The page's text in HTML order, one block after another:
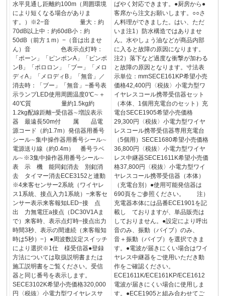
水平見通し距離約100m（周囲環境
により短くなる場合がありま
す。）※2−音 量大：約
70dB以上中：約60dB小：約
50dB（前方１m）−（音は出ませ
ん）音 色表示点灯時：
「ポーン」「ピンポンA」「ピンポ
ンB」「ポロロン」「ブー」「メロ
ディA」「メロディB」「無音」／
消去時：「ブー」「無音」−番号表
示ランプLED使用周囲温度0℃∼＋
40℃質 量約1.5kg約
1.2kg配線距離−受信器∼増設表示
器 最遠長50m付 属 品電
源コード（約1.7m）発信器用番号
シール∼集中操作器用番号シール∼
電源送り線（約0.4m） 番号ラベ
ル∼※3集中操作器用番号シール∼
表 示 機 能同釦消去 別釦消
去 タイマー消去ECE3152と連動
※4来客センサー2系統（ワイヤレ
ス1系統、接点入力1系統）−来客セ
ンサー表示来客報知LED−接 点
出 力無電圧a接点（DC30V1Aま
で）来客時、表示点灯時−接点出力
時間3秒、表示の間連続（来客報知
時は5秒）−｝●周波数設定スイッチ
により選択※1仕 様受信器●登録
方法については取扱説明書または
施工説明書をご覧ください。受信
器と同じ番号を表示します。
SECE3102K希望小売価格320,000
円〈税抜〉小電力型ワイヤレスサ
ばやく対応できます。●厨房から●
客席から注文お願いします。○○さ
ん料理ができました。はい、ただ
いま注1）防水構造ではありませ
ん。水やしょう油などが商品内部
に入ると故障の原因になります。
注2）落下など過度な衝撃が加わる
と故障の原因となります。寸法表
示単位：mmSECE161KP希望小売
価格42,400円〈税抜〉小電力型ワ
イヤレスコール携帯受信器セット
（本体、1個用充電台のセット）充
電台SECE1905希望小売価格
29,300円〈税抜〉小電力型ワイヤ
レスコール携帯受信器専用充電台
（5個用）SECE1680希望小売価格
36,800円〈税抜〉小電力型ワイヤ
レス中継器SECE1611K希望小売価
格37,800円〈税抜〉小電力型ワイ
ヤレスコール携帯受信器（本体）
（充電台別）●使用可能発信器は
690頁をご参照ください。 注）
充電器本体には品番ECE1901を記
載し ておりますが、単品販売は
しておりません。●設定により呼出
音のみ、振動（バイブ）のみ、
音＋振動（バイブ）を選択できま
す。●電波が届きにくい場合はワイ
ヤレス中継器をご使用いただき動
作をご確認ください。
ECE1611K/ECE161KP/ECE1612
電波が届きにくい場合に使用しま
す。●ECE1905と組み合わせてご